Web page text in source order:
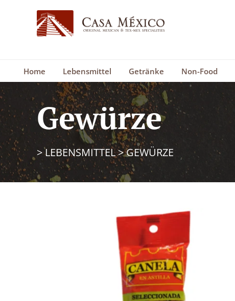
Home Lebensmittel Getränke Non-Food
Gewürze
>LEBENSMITTEL>GEWÜRZE